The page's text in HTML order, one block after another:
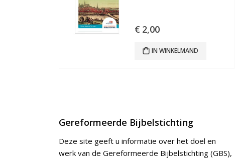
€ 2,00
IN WINKELMAND
Gereformeerde Bijbelstichting
Deze site geeft u informatie over het doel en
werk van de Gereformeerde Bijbelstichting (GBS),